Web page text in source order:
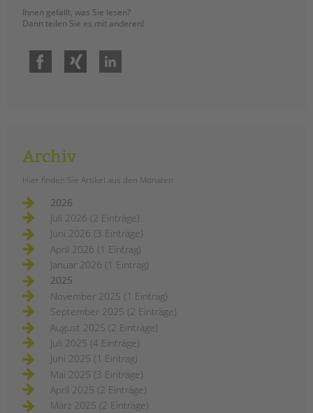
Briefe an Kai
Magazin
Intranet
Ihnen gefällt, was Sie lesen?
Dann teilen Sie es mit anderen!
Facebook
Archiv
Hier finden Sie Artikel aus den Monaten
2026
Juli 2026 (2 Einträge)
Juni 2026 (3 Einträge)
April 2026 (1 Eintrag)
Januar 2026 (1 Eintrag)
2025
November 2025 (1 Eintrag)
September 2025 (2 Einträge)
August 2025 (2 Einträge)
Juli 2025 (4 Einträge)
Juni 2025 (1 Eintrag)
Mai 2025 (3 Einträge)
April 2025 (2 Einträge)
März 2025 (2 Einträge)